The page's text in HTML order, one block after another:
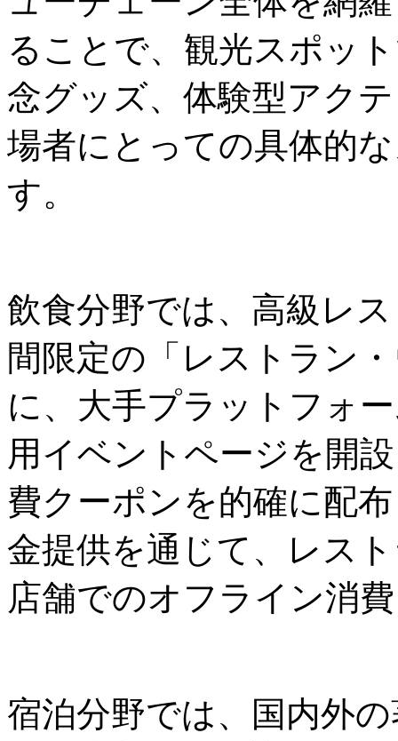
ることで、観光スポッ
念グッズ、体験型アク
場者にとっての具体的
す。
飲食分野では、高級レ
間限定の「レストラン
に、大手プラットフォ
用イベントページを開
費クーポンを的確に配
金提供を通じて、レス
店舗でのオフライン消
宿泊分野では、国内外